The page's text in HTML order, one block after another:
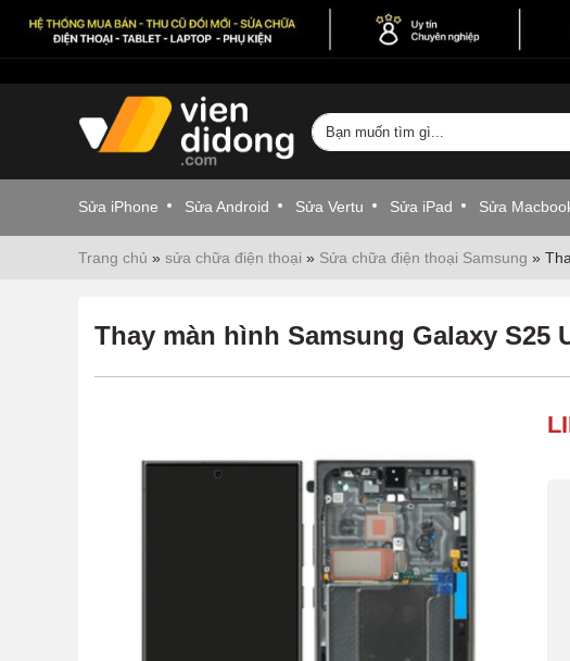
Sửa iPhone Sửa Android Sửa Vertu Sửa iPad Sửa
Trang chủ » sửa chữa điện thoại » Sửa chữa điện thoại Samsung »
Thay màn hình Samsung Galaxy S25